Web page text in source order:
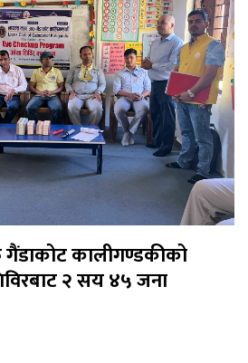
कालीगण्डकीको
२ सय ४५ जना